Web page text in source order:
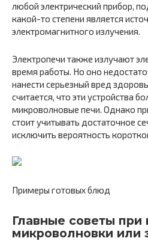
любой электрический прибор,
какой-то степени является
электромагнитного излучения.
Электропечи также излучают
время работы. Но оно
нанести серьезный вред
считается, что эти устройства
микроволновые печи. Однако
стоит учитывать достаточное
исключить вероятность
Примеры готовых блюд
Главные советы при
микроволновки или